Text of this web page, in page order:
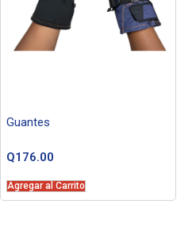
Guantes
Q176.00
Agregar al Carrito